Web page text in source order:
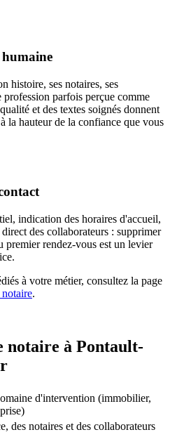
histoire, ses notaires, ses
parfois perçue comme
et des textes soignés donnent
la hauteur de la confiance que vous
indication des horaires d'accueil,
des collaborateurs : supprimer
rendez-vous est un levier
à votre métier, consultez la page
.
notaire à Pontault-
d'intervention (immobilier,
des notaires et des collaborateurs